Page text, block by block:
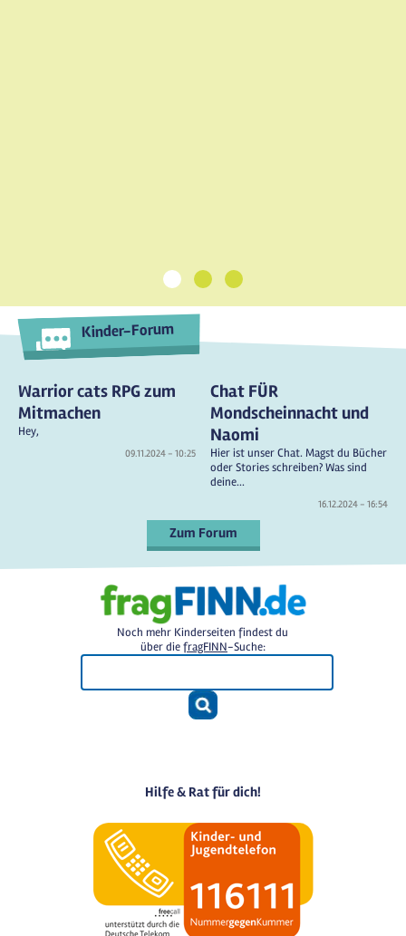
1 2 3
Kinder-Forum
Warrior cats RPG zum
Mitmachen
Hey,
09.11.2024 - 10:25
Chat FÜR
Mondscheinnacht und
Naomi
Hier ist unser Chat. Magst du Bücher
oder Stories schreiben? Was sind
deine...
16.12.2024 - 16:54
Zum Forum
Noch mehr Kinderseiten findest du
über diefragFINN-Suche:
Hilfe & Rat für dich!